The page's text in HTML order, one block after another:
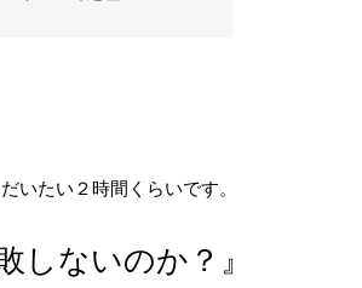
いたい２時間くらいです。
しないのか？』